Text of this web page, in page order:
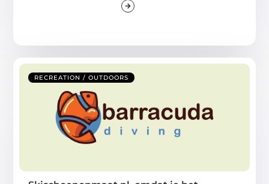
RECREATION / OUTDOORS